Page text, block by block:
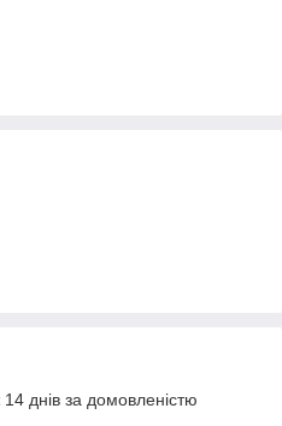
днів за домовленістю